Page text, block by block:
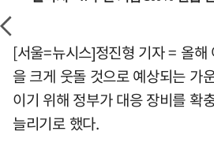
[서울=뉴시스]정진형 기자 = 올해
을 크게 웃돌 것으로 예상되는 가
이기 위해 정부가 대응 장비를 확
늘리기로 했다.